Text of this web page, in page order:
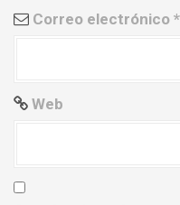
a Correo electrónico *
Web